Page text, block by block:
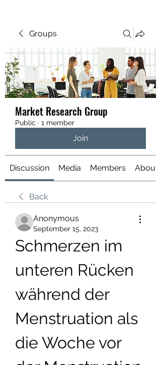
Groups
Market Research Group
Public · 1 member
Join
Discussion Media Members About
Back
Anonymous
September 15, 2023
Schmerzen im
unteren Rücken
während der
Menstruation als
die Woche vor